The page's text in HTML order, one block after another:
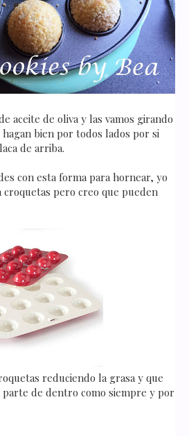
aceite de oliva y las vamos girando
bien por todos lados por si
de arriba.
con esta forma para hornear, yo
pero creo que pueden
reduciendo la grasa y que
de dentro como siempre y por